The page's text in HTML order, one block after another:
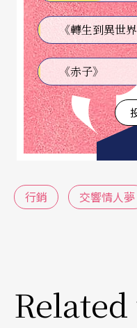
或是隱隱約約覺得哪
難題？難提？
以下讓我們從兩個例
看他們成功的行銷手
任故事原創，由漫
魂》成功打入市場
外，製作團隊再將其
本棋界的美女棋士梅
魂》的專業度大大提
又趣味十足的一項活
《赤子》
行銷 交響情人夢